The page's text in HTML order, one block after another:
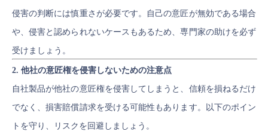
侵害の判断には慎重さが必要です。自己の意匠が無効である場合
や、侵害と認められないケースもあるため、専門家の助けを必ず
受けましょう。
2. 他社の意匠権を侵害しないための注意点
自社製品が他社の意匠権を侵害してしまうと、信頼を損ねるだけ
でなく、損害賠償請求を受ける可能性もあります。以下のポイン
トを守り、リスクを回避しましょう。